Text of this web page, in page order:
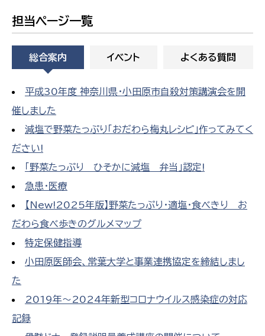
担当ページ一覧
総合案内 イベント よくある質問
平成30年度 神奈川県・小田原市自殺対策講演会を開
催しました
減塩で野菜たっぷり「おだわら梅丸レシピ」作ってみてく
ださい!
「野菜たっぷり ひそかに減塩 弁当」認定!
急患・医療
【New!2025年版】野菜たっぷり・適塩・食べきり お
だわら食べ歩きのグルメマップ
特定保健指導
小田原医師会、常葉大学と事業連携協定を締結しまし
た
2019年～2024年新型コロナウイルス感染症の対応
記録